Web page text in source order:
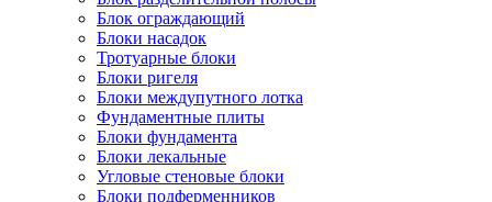
Блок ограждающий
Блоки насадок
Тротуарные блоки
Блоки ригеля
Блоки междупутного лотка
Фундаментные плиты
Блоки фундамента
Блоки лекальные
Угловые стеновые блоки
Блоки подферменников